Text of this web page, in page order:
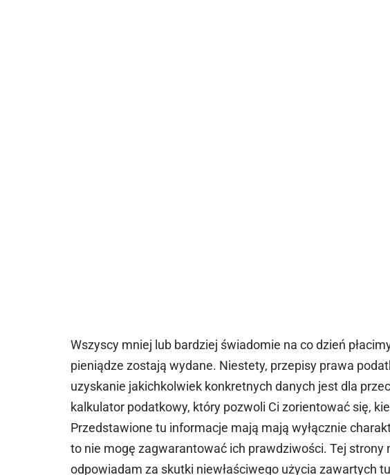
Wszyscy mniej lub bardziej świadomie na co dzień
pieniądze zostają wydane. Niestety, przepisy prawa
uzyskanie jakichkolwiek konkretnych danych jest dla
kalkulator podatkowy, który pozwoli Ci zorientować się,
Przedstawione tu informacje mają mają wyłącznie
to nie mogę zagwarantować ich prawdziwości. Tej
odpowiadam za skutki niewłaściwego użycia zawartych